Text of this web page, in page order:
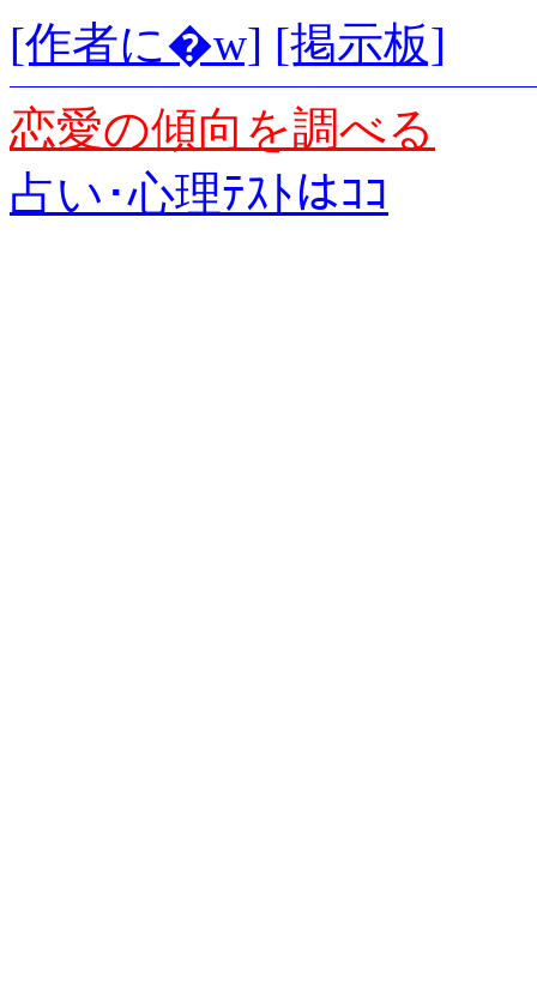
[作者に�w] [掲示板]
恋愛の傾向を調べる
占い･心理ﾃｽﾄはｺｺ